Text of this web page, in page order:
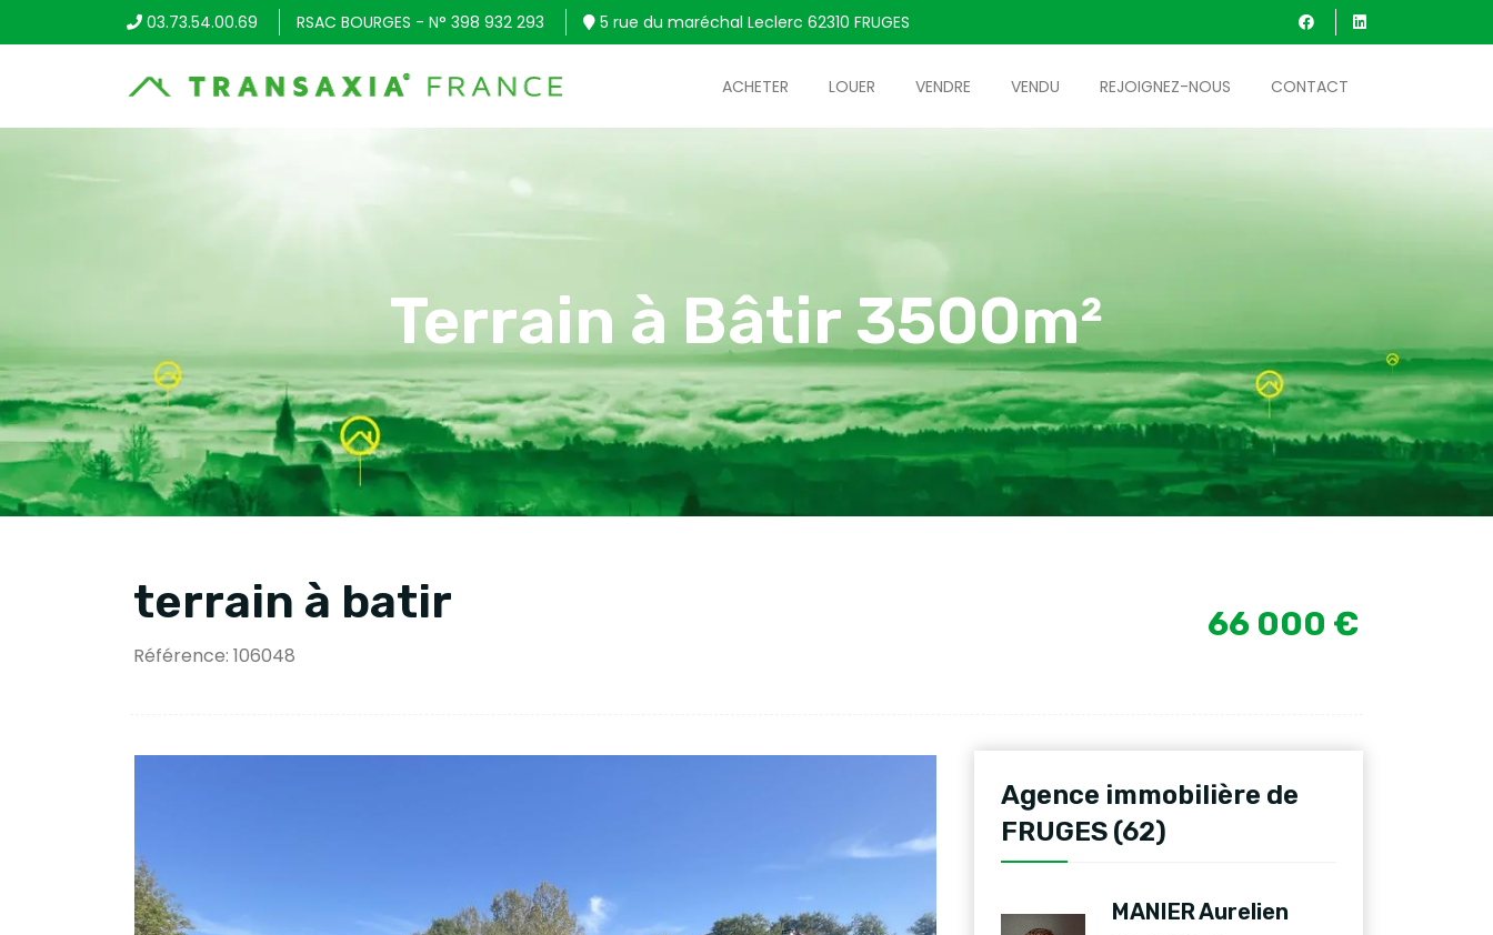
03.73.54.00.69 RSAC BOURGES - N° 398 932 293 5 rue du maréchal Leclerc 62310 FRUGES
ACHETER LOUER VENDRE VENDU REJOIGNEZ-NOUS CONTACT
Terrain à Bâtir 3500m²
terrain à batir
Référence: 106048
66 000 €
Agence immobilière de
FRUGES (62)
MANIER Aurelien